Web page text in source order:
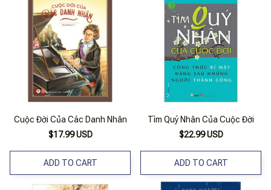
Cuộc Đời Của Các Danh Nhân
$17.99 USD
ADD TO CART
Tìm Quý Nhân Của Cuộc Đời
$22.99 USD
ADD TO CART